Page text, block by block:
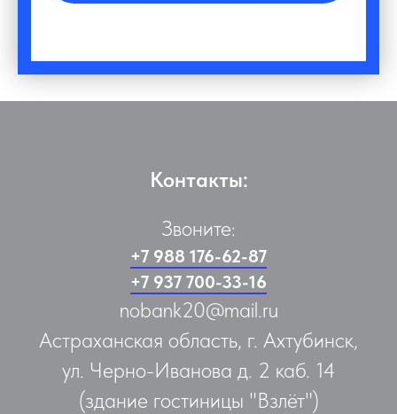
Контакты:
Звоните:
+7 988 176-62-87
+7 937 700-33-16
nobank20@mail.ru
Астраханская область, г. Ахтубинск,
ул. Черно-Иванова д. 2 каб. 14
(здание гостиницы "Взлёт")